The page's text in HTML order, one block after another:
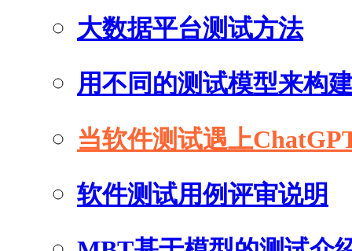
大数据平台测试方法
用不同的测试模型来构
当软件测试遇上
软件测试用例评审说明